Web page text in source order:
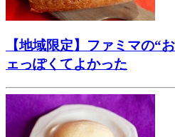
【地域限定】ファミマの“
ェっぽくてよかった